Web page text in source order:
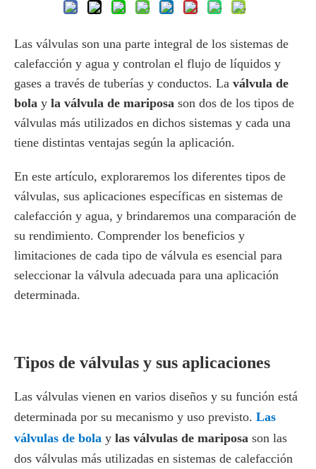
Las válvulas son una parte integral de los sistemas de
calefacción y agua y controlan el flujo de líquidos y
gases a través de tuberías y conductos. La válvula de
bola y la válvula de mariposa son dos de los tipos de
válvulas más utilizados en dichos sistemas y cada una
tiene distintas ventajas según la aplicación.
En este artículo, exploraremos los diferentes tipos de
válvulas, sus aplicaciones específicas en sistemas de
calefacción y agua, y brindaremos una comparación de
su rendimiento. Comprender los beneficios y
limitaciones de cada tipo de válvula es esencial para
seleccionar la válvula adecuada para una aplicación
determinada.
Tipos de válvulas y sus aplicaciones
Las válvulas vienen en varios diseños y su función está
determinada por su mecanismo y uso previsto. Las
válvulas de bola y las válvulas de mariposa son las
dos válvulas más utilizadas en sistemas de calefacción